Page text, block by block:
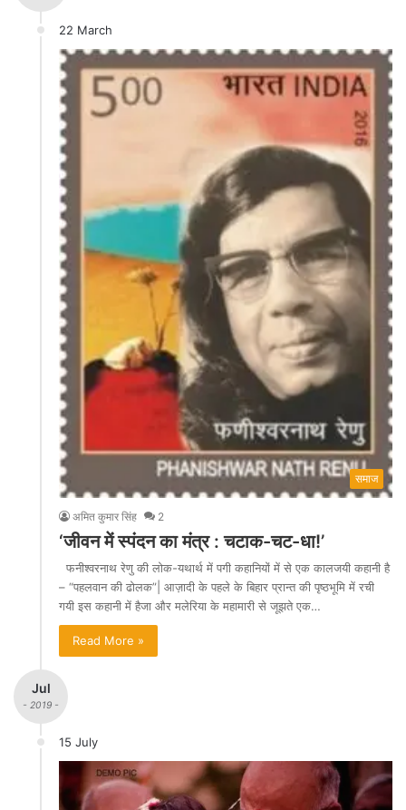
22 March
समाज
अमित कुमार सिंह 2
‘जीवन में स्पंदन का मंत्र : चटाक-चट-धा!’
फनीश्वरनाथ रेणु की लोक-यथार्थ में पगी कहानियों में से एक कालजयी कहानी है
– “पहलवान की ढोलक”| आज़ादी के पहले के बिहार प्रान्त की पृष्ठभूमि में रची
गयी इस कहानी में हैजा और मलेरिया के महामारी से जूझते एक…
Read More »
Jul
- 2019 -
15 July